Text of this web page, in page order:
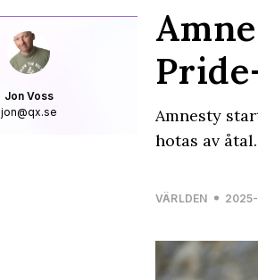
Jon Voss
jon@qx.se
Amnesty
hotas av åtal.
VÄRLDEN